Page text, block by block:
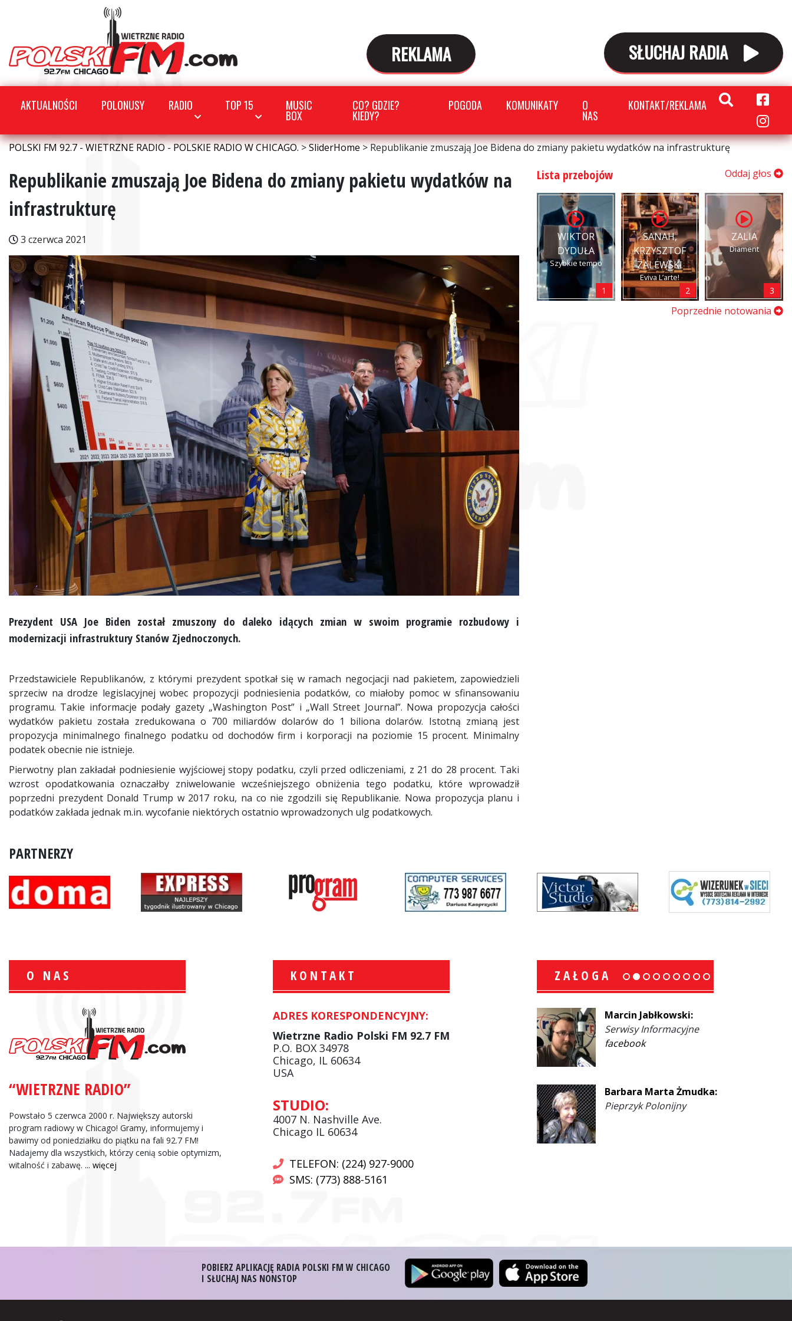
REKLAMA SŁUCHAJ RADIA
AKTUALNOŚCI POLONUSY RADIO TOP 15 MUSIC
BOX
CO? GDZIE?
KIEDY?
POGODA KOMUNIKATY O
NAS
KONTAKT/REKLAMA
POLSKI FM 92.7 - WIETRZNE RADIO - POLSKIE RADIO W CHICAGO.>SliderHome>Republikanie zmuszają Joe Bidena do zmiany pakietu wydatków na infrastrukturę
Republikanie zmuszają Joe Bidena do zmiany pakietu wydatków na
infrastrukturę
3 czerwca 2021
Prezydent USA Joe Biden został zmuszony do daleko idących zmian w swoim programie rozbudowy i
modernizacji infrastruktury Stanów Zjednoczonych.
Przedstawiciele Republikanów, z którymi prezydent spotkał się w ramach negocjacji nad pakietem, zapowiedzieli
sprzeciw na drodze legislacyjnej wobec propozycji podniesienia podatków, co miałoby pomoc w sfinansowaniu
programu. Takie informacje podały gazety „Washington Post” i „Wall Street Journal”. Nowa propozycja całości
wydatków pakietu została zredukowana o 700 miliardów dolarów do 1 biliona dolarów. Istotną zmianą jest
propozycja minimalnego finalnego podatku od dochodów firm i korporacji na poziomie 15 procent. Minimalny
podatek obecnie nie istnieje.
Pierwotny plan zakładał podniesienie wyjściowej stopy podatku, czyli przed odliczeniami, z 21 do 28 procent. Taki
wzrost opodatkowania oznaczałby zniwelowanie wcześniejszego obniżenia tego podatku, które wprowadził
poprzedni prezydent Donald Trump w 2017 roku, na co nie zgodzili się Republikanie. Nowa propozycja planu i
podatków zakłada jednak m.in. wycofanie niektórych ostatnio wprowadzonych ulg podatkowych.
Lista przebojów Oddaj głos
WIKTOR
DYDUŁA
Szybkie tempo
1
SANAH,
KRZYSZTOF
ZALEWSKI
Eviva L’arte!
2
ZALIA
Diament
3
Poprzednie notowania
PARTNERZY
O NAS
“WIETRZNE RADIO”
Powstało 5 czerwca 2000 r. Największy autorski
program radiowy w Chicago! Gramy, informujemy i
bawimy od poniedziałku do piątku na fali 92.7 FM!
Nadajemy dla wszystkich, którzy cenią sobie optymizm,
witalność i zabawę. ... więcej
KONTAKT
ADRES KORESPONDENCYJNY:
Wietrzne Radio Polski FM 92.7 FM
P.O. BOX 34978
Chicago, IL 60634
USA
STUDIO:
4007 N. Nashville Ave.
Chicago IL 60634
TELEFON: (224) 927-9000
SMS: (773) 888-5161
ZAŁOGA
Sport Polonijny
Zbigniew Wojewnik:
Krzysztof Wawer:
Komentator
facebook
Marcin Jabłkowski:
Serwisy Informacyjne
facebook
Barbara Marta Żmudka:
Pieprzyk Polonijny
POBIERZ APLIKACJĘ RADIA POLSKI FM W CHICAGO
I SŁUCHAJ NAS NONSTOP